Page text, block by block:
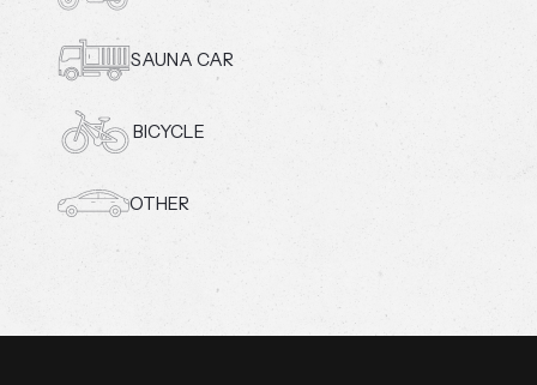
SAUNA CAR
BICYCLE
OTHER